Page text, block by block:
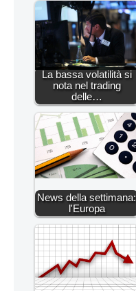
La bassa volatilità si
nota nel trading
delle…
News della settimana:
l'Europa